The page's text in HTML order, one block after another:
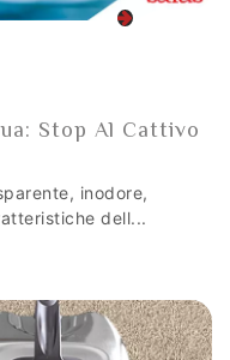
Stop Al Cattivo
inodore,
dell...